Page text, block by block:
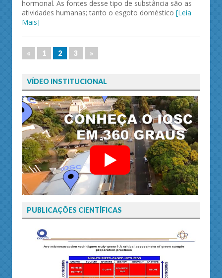
hormonal. As fontes desse tipo de substância são as
atividades humanas; tanto o esgoto doméstico [Leia
Mais]
« 1 2 3 »
VÍDEO INSTITUCIONAL
PUBLICAÇÕES CIENTÍFICAS